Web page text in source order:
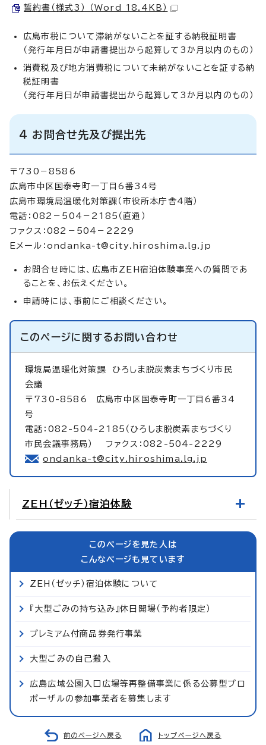
誓約書（様式3） （Word 18.4KB）
広島市税について滞納がないことを証する納税証明書
（発行年月日が申請書提出から起算して3か月以内のもの）
消費税及び地方消費税について未納がないことを証する納
税証明書
（発行年月日が申請書提出から起算して3か月以内のもの）
4 お問合せ先及び提出先
〒730－8586
広島市中区国泰寺町一丁目6番34号
広島市環境局温暖化対策課（市役所本庁舎4階）
電話：082－504－2185（直通）
ファクス：082－504－2229
Eメール： ondanka-t@city.hiroshima.lg.jp
お問合せ時には、広島市ZEH宿泊体験事業への質問であ
ることを、お伝えください。
申請時には、事前にご相談ください。
このページに関するお問い合わせ
環境局温暖化対策課 ひろしま脱炭素まちづくり市民
会議
〒730-8586 広島市中区国泰寺町一丁目6番34
号
電話：082-504-2185（ひろしま脱炭素まちづくり
市民会議事務局） ファクス：082-504-2229
ondanka-t@city.hiroshima.lg.jp
ZEH（ゼッチ）宿泊体験
このページを見た人は
こんなページも見ています
ZEH（ゼッチ）宿泊体験について
『大型ごみの持ち込み』休日開場（予約者限定）
プレミアム付商品券発行事業
大型ごみの自己搬入
広島広域公園入口広場等再整備事業に係る公募型プロ
ポーザルの参加事業者を募集します
前のページへ戻る トップページへ戻る